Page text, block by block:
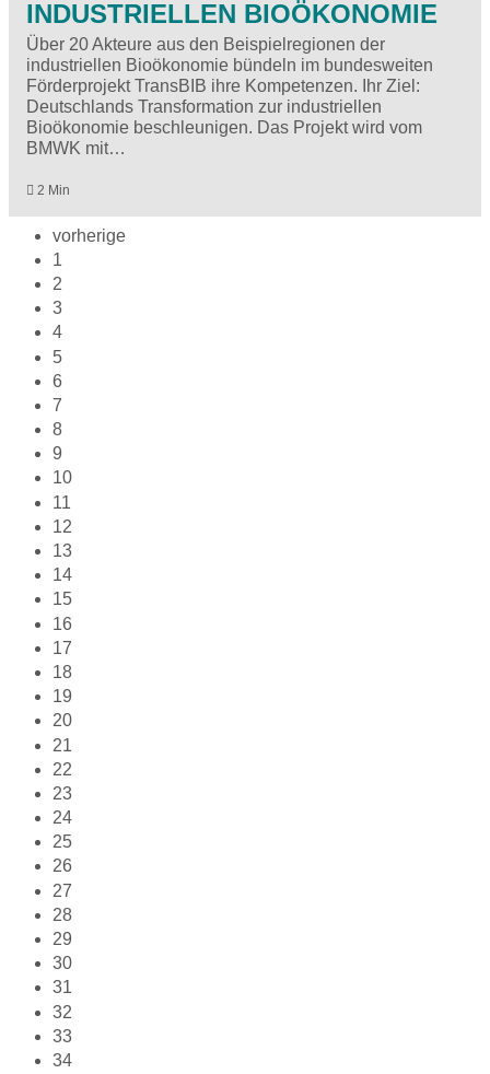
INDUSTRIELLEN BIOÖKONOMIE
Über 20 Akteure aus den Beispielregionen der
industriellen Bioökonomie bündeln im bundesweiten
Förderprojekt TransBIB ihre Kompetenzen. Ihr Ziel:
Deutschlands Transformation zur industriellen
Bioökonomie beschleunigen. Das Projekt wird vom
BMWK mit…
2 Min
vorherige
1
2
3
4
5
6
7
8
9
10
11
12
13
14
15
16
17
18
19
20
21
22
23
24
25
26
27
28
29
30
31
32
33
34